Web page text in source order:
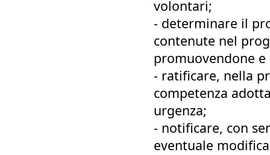
volontari;
- determinare il
contenute nel
promuovendone
- ratificare, nella
competenza
urgenza;
- notificare, con
eventuale